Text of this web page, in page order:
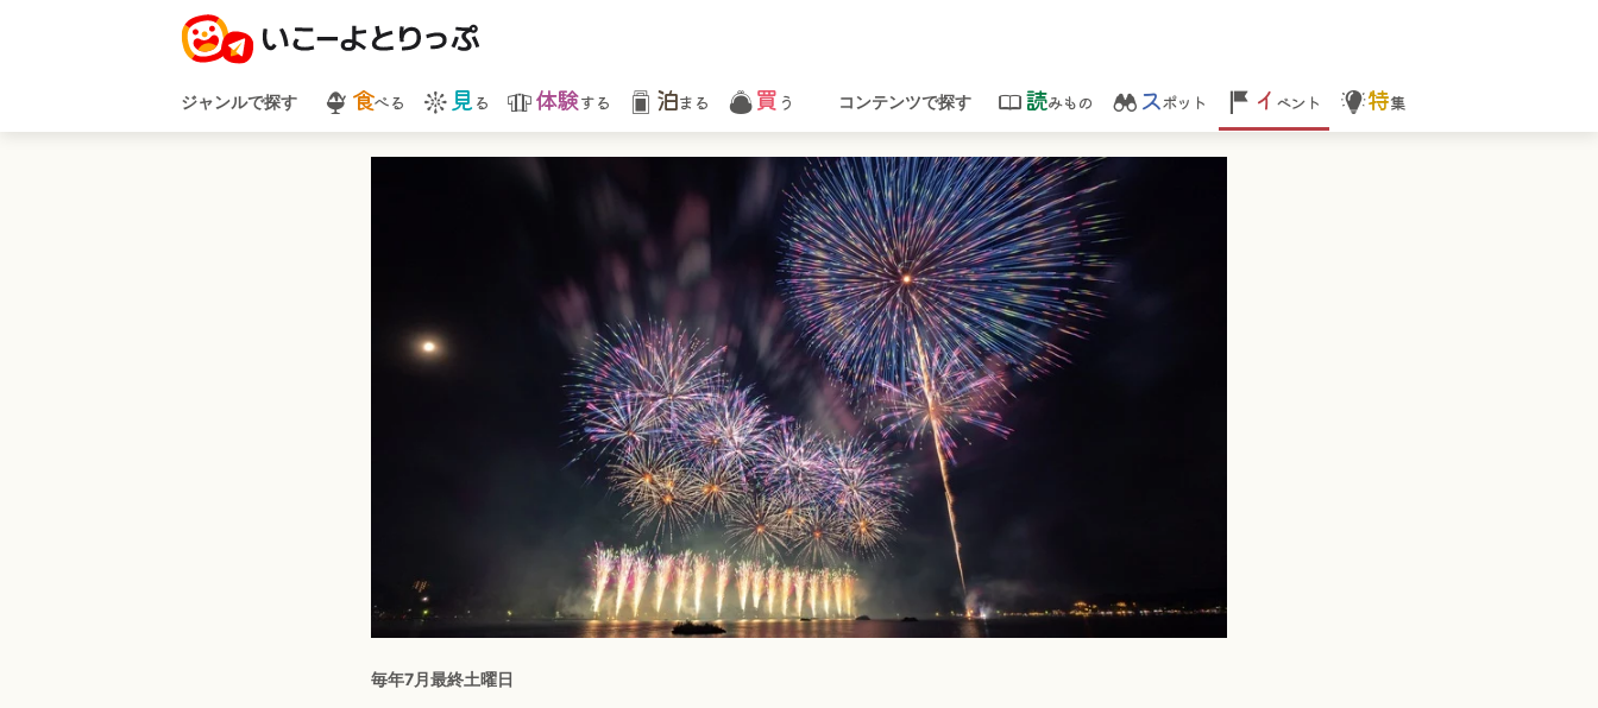
ジャンルで探す 食べる 見 る 体験する 泊まる 買 う コンテンツで探す 読みもの スポット イ ベント 特集
毎年7月最終土曜日